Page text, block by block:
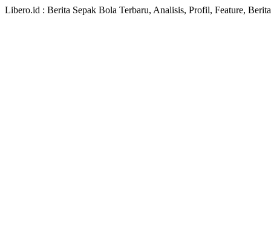
Libero.id : Berita Sepak Bola Terbaru, Analisis, Profil, Feature,